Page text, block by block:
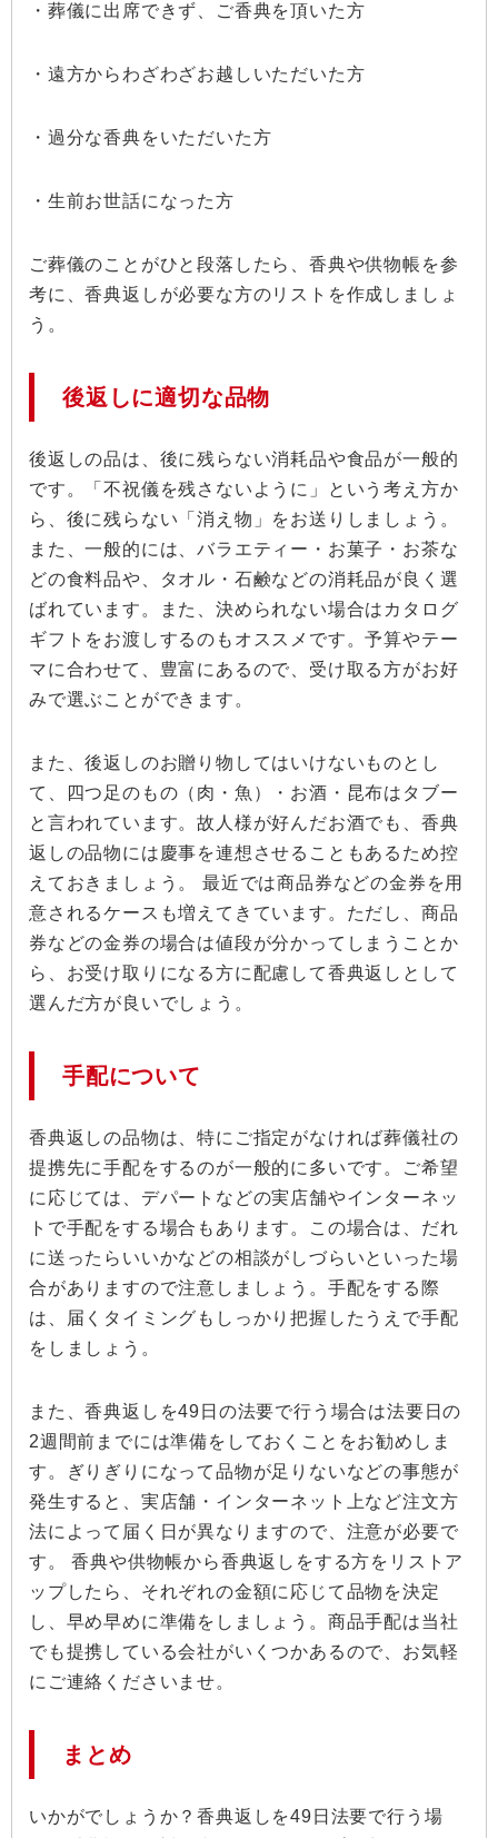
・葬儀に出席できず、ご香典を頂いた方
・遠方からわざわざお越しいただいた方
・過分な香典をいただいた方
・生前お世話になった方
ご葬儀のことがひと段落したら、香典や供物帳を参
考に、香典返しが必要な方のリストを作成しましょ
う。
後返しに適切な品物
後返しの品は、後に残らない消耗品や食品が一般的
です。「不祝儀を残さないように」という考え方か
ら、後に残らない「消え物」をお送りしましょう。
また、一般的には、バラエティー・お菓子・お茶な
どの食料品や、タオル・石鹸などの消耗品が良く選
ばれています。また、決められない場合はカタログ
ギフトをお渡しするのもオススメです。予算やテー
マに合わせて、豊富にあるので、受け取る方がお好
みで選ぶことができます。
また、後返しのお贈り物してはいけないものとし
て、四つ足のもの（肉・魚）・お酒・昆布はタブー
と言われています。故人様が好んだお酒でも、香典
返しの品物には慶事を連想させることもあるため控
えておきましょう。 最近では商品券などの金券を用
意されるケースも増えてきています。ただし、商品
券などの金券の場合は値段が分かってしまうことか
ら、お受け取りになる方に配慮して香典返しとして
選んだ方が良いでしょう。
手配について
香典返しの品物は、特にご指定がなければ葬儀社の
提携先に手配をするのが一般的に多いです。ご希望
に応じては、デパートなどの実店舗やインターネッ
トで手配をする場合もあります。この場合は、だれ
に送ったらいいかなどの相談がしづらいといった場
合がありますので注意しましょう。手配をする際
は、届くタイミングもしっかり把握したうえで手配
をしましょう。
また、香典返しを49日の法要で行う場合は法要日の
2週間前までには準備をしておくことをお勧めしま
す。ぎりぎりになって品物が足りないなどの事態が
発生すると、実店舗・インターネット上など注文方
法によって届く日が異なりますので、注意が必要で
す。 香典や供物帳から香典返しをする方をリストア
ップしたら、それぞれの金額に応じて品物を決定
し、早め早めに準備をしましょう。商品手配は当社
でも提携している会社がいくつかあるので、お気軽
にご連絡くださいませ。
まとめ
いかがでしょうか？香典返しを49日法要で行う場